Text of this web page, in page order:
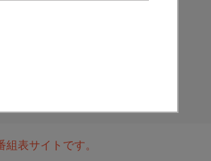
表サイトです。